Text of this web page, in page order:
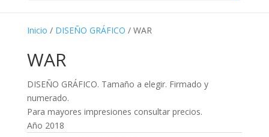
Inicio / DISEÑO GRÁFICO / WAR
WAR
DISEÑO GRÁFICO. Tamaño a elegir. Firmado y
numerado.
Para mayores impresiones consultar precios.
Año 2018